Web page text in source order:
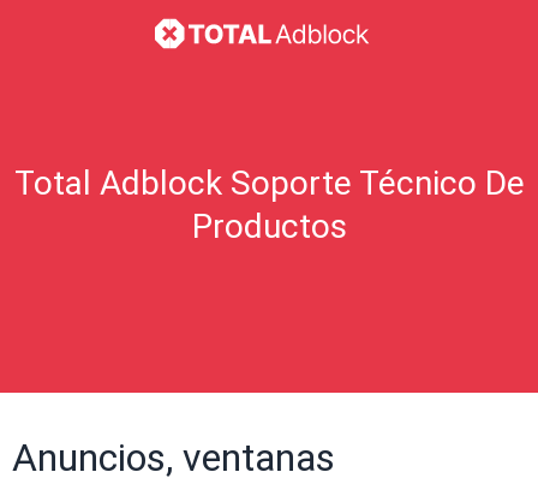
Total Adblock Soporte Técnico De
Productos
Anuncios, ventanas